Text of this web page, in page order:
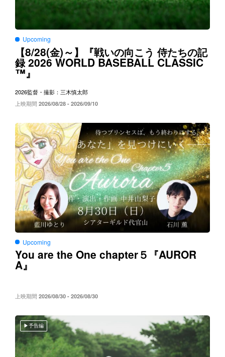
Upcoming
【8/28(金)～】『戦いの向こう 侍たちの記
録2026 WORLD BASEBALL CLASSIC
™』
2026監督・撮影：三木慎太郎
上映期間 2026/08/28 - 2026/09/10
Upcoming
You are the One chapter５ 『AUROR
A』
上映期間 2026/08/30 - 2026/08/30
予告編